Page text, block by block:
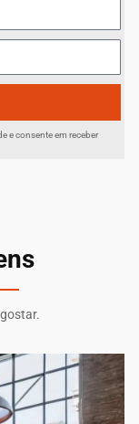
e consente em receber